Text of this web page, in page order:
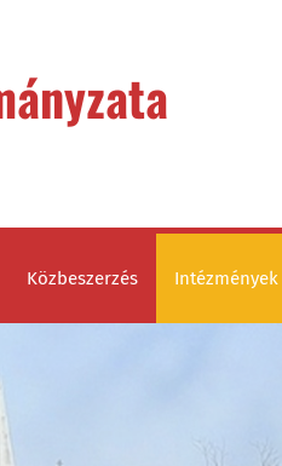
Közbeszerzés Intézmények